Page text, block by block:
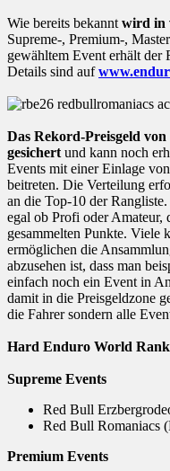
Wie bereits bekannt wird in
Supreme-, Premium-,
gewähltem Event erhält der
Details sind auf
Das Rekord-Preisgeld
gesichert und kann noch
Events mit einer Einlage
beitreten. Die Verteilung
an die Top-10 der
egal ob Profi oder Amateur,
gesammelten Punkte. Viele
ermöglichen die
abzusehen ist, dass man
einfach noch ein Event in
damit in die Preisgeldzone
die Fahrer sondern alle
Hard Enduro World
Supreme Events
Red Bull
Red Bull Romaniacs
Premium Events